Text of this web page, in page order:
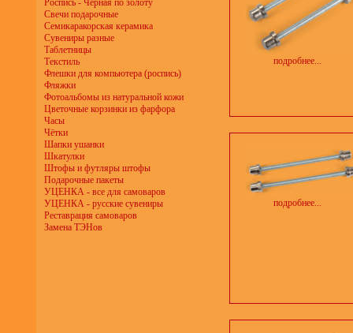
Роспись - Чёрная по золоту
Свечи подарочные
Семикаракорская керамика
Сувениры разные
Таблетницы
Текстиль
Флешки для компьютера (роспись)
Фляжки
Фотоальбомы из натуральной кожи
Цветочные корзинки из фарфора
Часы
Чётки
Шапки ушанки
Шкатулки
Штофы и футляры штофы
Подарочные пакеты
УЦЕНКА - все для самоваров
УЦЕНКА - русские сувениры
Реставрация самоваров
Замена ТЭНов
подробнее...
подробнее...